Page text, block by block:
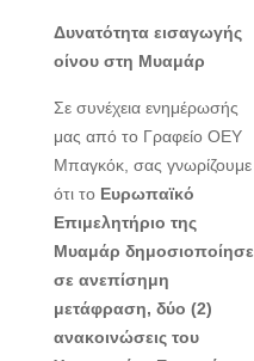
Δυνατότητα εισαγωγής
οίνου στη Μυαμάρ
Σε συνέχεια ενημέρωσής
μας από το Γραφείο ΟΕΥ
Μπαγκόκ, σας γνωρίζουμε
ότι το Ευρωπαϊκό
Επιμελητήριο της
Μυαμάρ δημοσιοποίησε
σε ανεπίσημη
μετάφραση, δύο (2)
ανακοινώσεις του